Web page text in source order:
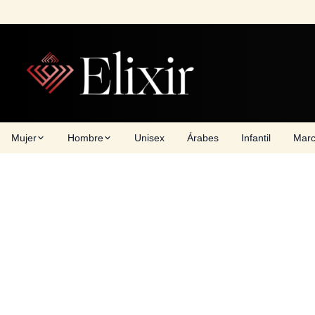
to
Mujer Hombre Unisex Árabes Infantil